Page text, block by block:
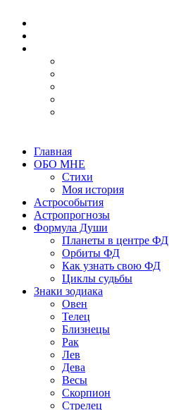
Главная
ОБО МНЕ
Стихи
Моя история
Астрособытия
Астропрогнозы
Формула Души
Планеты в центре ФД
Орбиты ФД
Как узнать свою ФД
Циклы судьбы
Знаки зодиака
Овен
Телец
Близнецы
Рак
Лев
Дева
Весы
Скорпион
Стрелец